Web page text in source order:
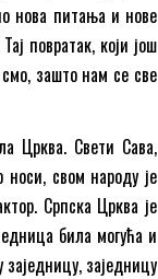
нова питања и нове
повратак, који још
зашто нам се све
Црква. Свети Сава,
носи, свом народу је
Српска Црква је
била могућа и
заједницу